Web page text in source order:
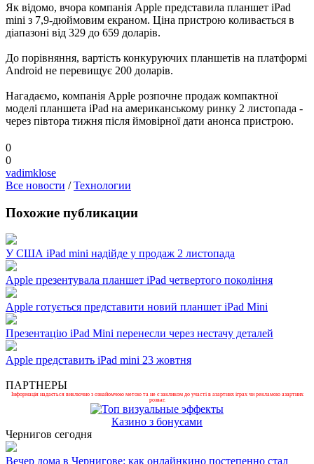
Як відомо, вчора компанія Apple представила планшет iPad
mini з 7,9-дюймовим екраном. Ціна пристрою коливається в
діапазоні від 329 до 659 доларів.
До порівняння, вартість конкуруючих планшетів на платформі
Android не перевищує 200 доларів.
Нагадаємо, компанія Apple розпочне продаж компактної
моделі планшета iPad на американському ринку 2 листопада -
через півтора тижня після ймовірної дати анонса пристрою.
0
0
vadimklose
Все новости /Технологии
Похожие публикации
У США iPad mini надійде у продаж 2 листопада
Apple презентувала планшет iPad четвертого покоління
Apple готується представити новий планшет iPad Mini
Презентацію iPad Mini перенесли через нестачу деталей
Apple представить iPad mini 23 жовтня
ПАРТНЕРЫ
Інформація надається виключно з ознайомчою метою та не є закликом до участі в азартних іграх чи рекламою азартних
розваг.
Казино з бонусами
Чернигов сегодня
Вечер дома в Чернигове: как онлайнкино постепенно стал